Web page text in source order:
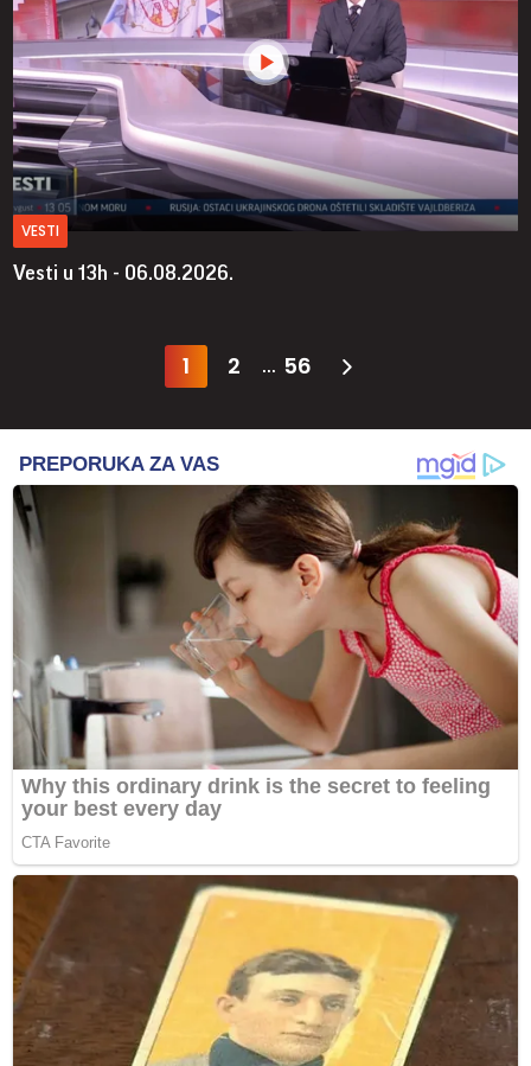
VESTI
Vesti u 13h - 06.08.2026.
1 2 ... 56